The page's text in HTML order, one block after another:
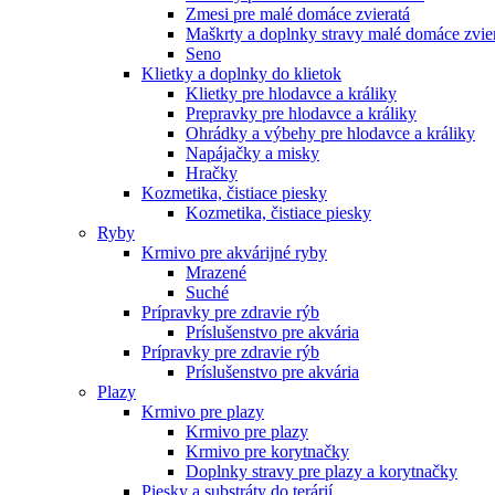
Zmesi pre malé domáce zvieratá
Maškrty a doplnky stravy malé domáce
Seno
Klietky a doplnky do klietok
Klietky pre hlodavce a králiky
Prepravky pre hlodavce a králiky
Ohrádky a výbehy pre hlodavce a králiky
Napájačky a misky
Hračky
Kozmetika, čistiace piesky
Kozmetika, čistiace piesky
Ryby
Krmivo pre akvárijné ryby
Mrazené
Suché
Prípravky pre zdravie rýb
Príslušenstvo pre akvária
Prípravky pre zdravie rýb
Príslušenstvo pre akvária
Plazy
Krmivo pre plazy
Krmivo pre plazy
Krmivo pre korytnačky
Doplnky stravy pre plazy a korytnačky
Piesky a substráty do terárií